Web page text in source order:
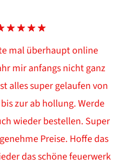
mal überhaupt online
mir anfangs nicht ganz
alles super gelaufen von
zur ab hollung. Werde
wieder bestellen. Super
Preise. Hoffe das
das schöne feuerwerk